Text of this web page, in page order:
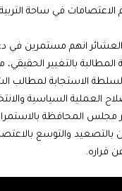
الاعتصامات في ساحة
انهم مستمرين في
بالتغيير
السلطة الاستجابة لمطالب
العملية السياسية
المحافظة
بالتصعيد والتوسع
قراره.